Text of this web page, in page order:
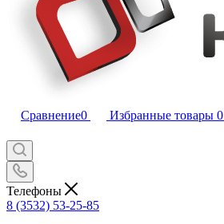
Сравнение0 Избранные товары 0
Телефоны
8 (3532) 53-25-85